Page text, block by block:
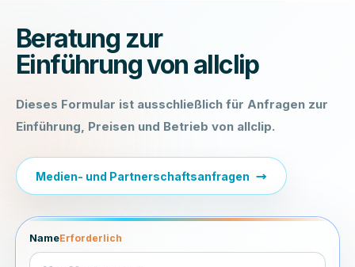
Beratung zur
Einführung von allclip
Dieses Formular ist ausschließlich für Anfragen zur
Einführung, Preisen und Betrieb von allclip.
Medien- und Partnerschaftsanfragen →
NameErforderlich